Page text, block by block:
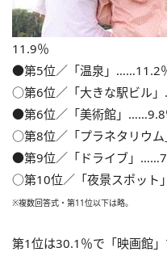
11.9％
●第5位／「温泉」……11.2
○第6位／「大きな駅ビル
●第6位／「美術館」……9.8
○第8位／「プラネタリウ
●第9位／「ドライブ」
○第10位／「夜景スポット
※複数回答式・第11位以下は略。
第1位は30.1％で「映画館